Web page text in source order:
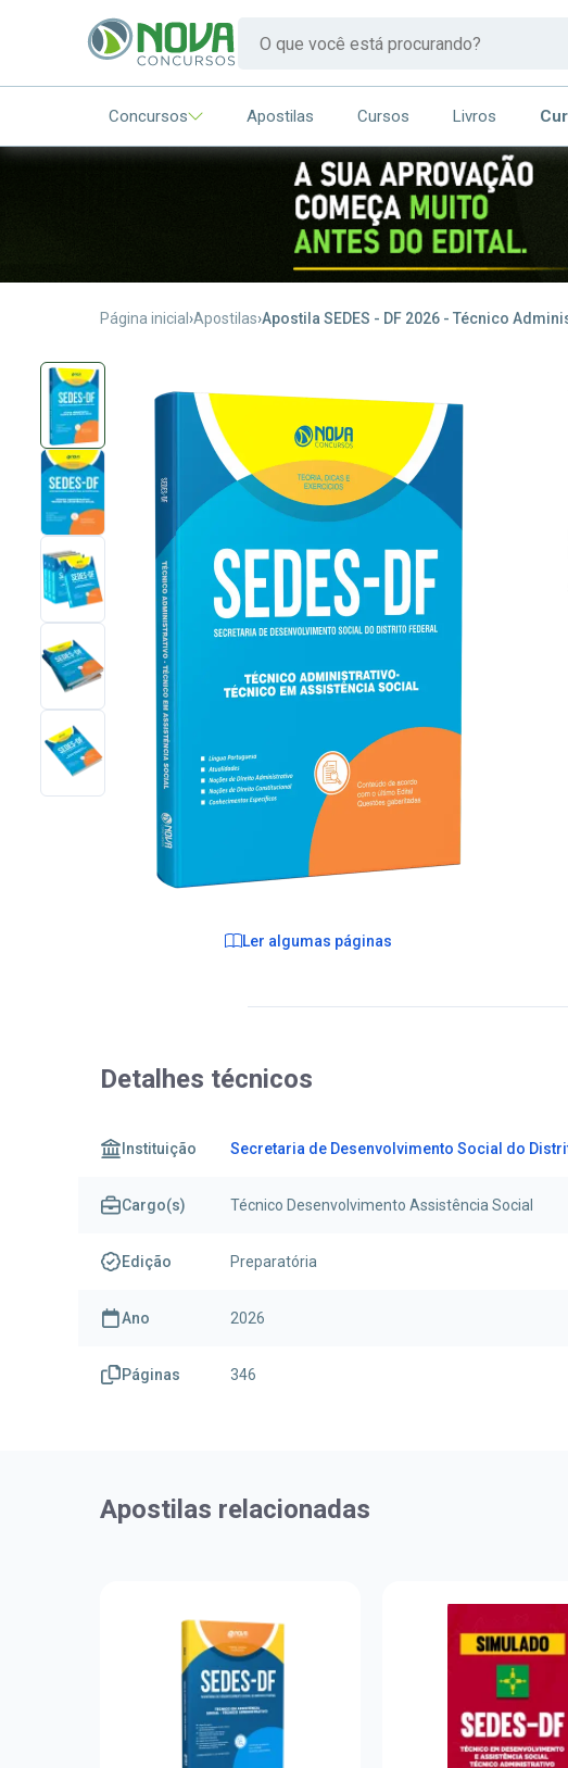
Concursos Apostilas Cursos Livros
Página inicial Apostilas Apostila SEDES - DF 2026 - Técnico
Ler algumas páginas
Detalhes técnicos
Instituição Secretaria de Desenvolvimento Social do
Cargo(s) Técnico Desenvolvimento Assistência Social
Edição Preparatória
Ano 2026
Páginas 346
Apostilas relacionadas